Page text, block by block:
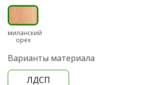
миланский
орех
Варианты материала
ЛДСП